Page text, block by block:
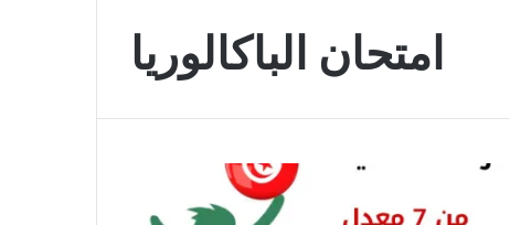
امتحان الباكالوريا